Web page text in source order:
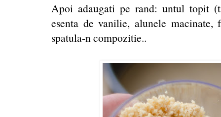
Apoi adaugati pe rand: untul topit
esenta de vanilie, alunele
spatula-n compozitie..